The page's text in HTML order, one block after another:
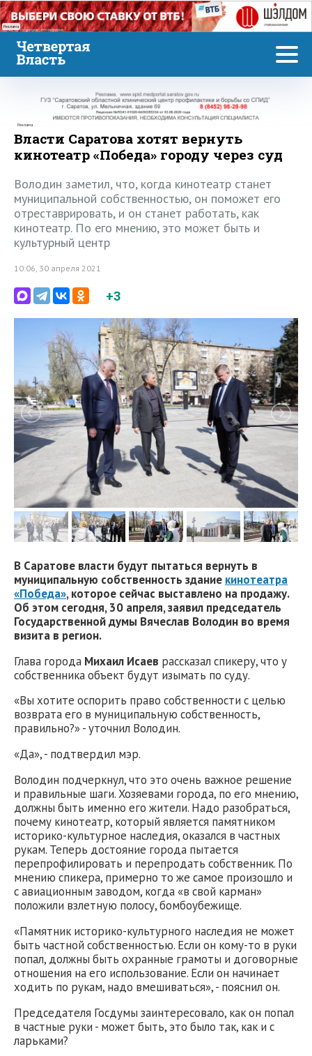
Реклама
Реклама
Власти Саратова хотят вернуть
кинотеатр «Победа» городу через суд
Володин заметил, что, когда кинотеатр станет
муниципальной собственностью, он поможет его
отреставрировать, и он станет работать, как
кинотеатр. По его мнению, это может быть и
культурный центр
10:06, 30 апреля 2021
+3
В Саратове власти будут пытаться вернуть в
муниципальную собственность здание кинотеатра
«Победа», которое сейчас выставлено на продажу.
Об этом сегодня, 30 апреля, заявил председатель
Государственной думы Вячеслав Володин во время
визита в регион.
Глава города Михаил Исаев рассказал спикеру, что у
собственника объект будут изымать по суду.
«Вы хотите оспорить право собственности с целью
возврата его в муниципальную собственность,
правильно?» - уточнил Володин.
«Да», - подтвердил мэр.
Володин подчеркнул, что это очень важное решение
и правильные шаги. Хозяевами города, по его мнению,
должны быть именно его жители. Надо разобраться,
почему кинотеатр, который является памятником
историко-культурное наследия, оказался в частных
рукам. Теперь достояние города пытается
перепрофилировать и перепродать собственник. По
мнению спикера, примерно то же самое произошло и
с авиационным заводом, когда «в свой карман»
положили взлетную полосу, бомбоубежище.
«Памятник историко-культурного наследия не может
быть частной собственностью. Если он кому-то в руки
попал, должны быть охранные грамоты и договорные
отношения на его использование. Если он начинает
ходить по рукам, надо вмешиваться», - пояснил он.
Председателя Госдумы заинтересовало, как он попал
в частные руки - может быть, это было так, как и с
ларьками?